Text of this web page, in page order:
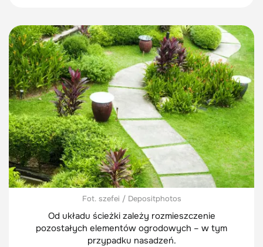
Fot. szefei / Depositphotos
Od układu ścieżki zależy rozmieszczenie
pozostałych elementów ogrodowych – w tym
przypadku nasadzeń.